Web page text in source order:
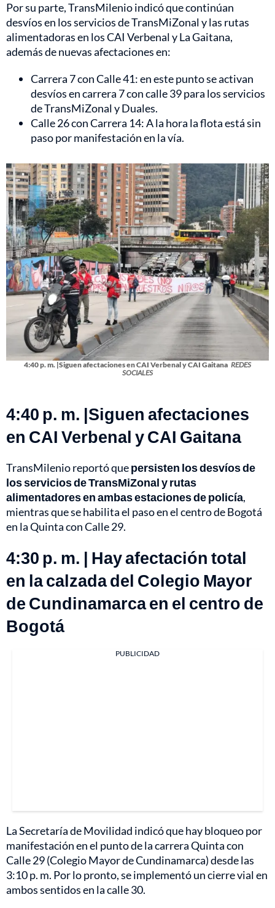
Por su parte, TransMilenio indicó que continúan
desvíos en los servicios de TransMiZonal y las rutas
alimentadoras en los CAI Verbenal y La Gaitana,
además de nuevas afectaciones en:
Carrera 7 con Calle 41: en este punto se activan
desvíos en carrera 7 con calle 39 para los servicios
de TransMiZonal y Duales.
Calle 26 con Carrera 14: A la hora la flota está sin
paso por manifestación en la vía.
4:40 p. m. |Siguen afectaciones en CAI Verbenal y CAI Gaitana REDES
SOCIALES
4:40 p. m. |Siguen afectaciones
en CAI Verbenal y CAI Gaitana
TransMilenio reportó quepersisten los desvíos de
los servicios de TransMiZonal y rutas
alimentadores en ambas estaciones de policía,
mientras que se habilita el paso en el centro de Bogotá
en la Quinta con Calle 29.
4:30 p. m. | Hay afectación total
en la calzada del Colegio Mayor
de Cundinamarca en el centro de
Bogotá
PUBLICIDAD
La Secretaría de Movilidad indicó que hay bloqueo por
manifestación en el punto de la carrera Quinta con
Calle 29 (Colegio Mayor de Cundinamarca) desde las
3:10 p. m. Por lo pronto, se implementó un cierre vial en
ambos sentidos en la calle 30.